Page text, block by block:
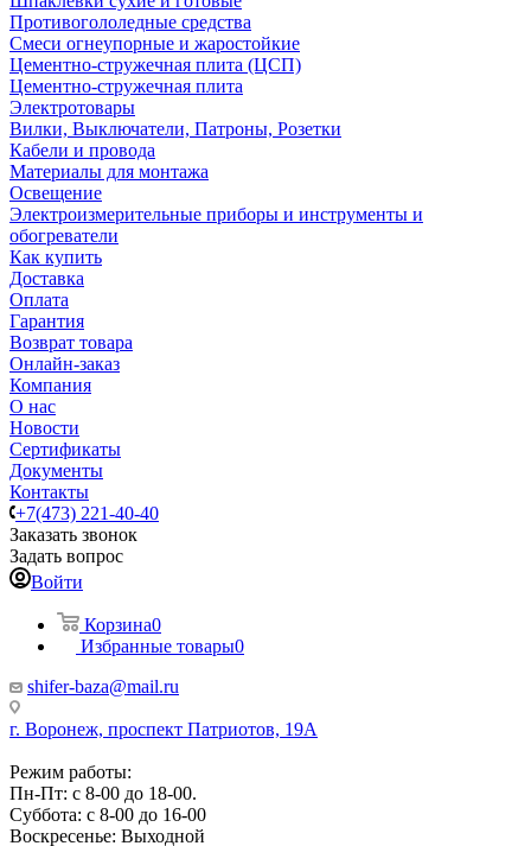
Противогололедные средства
Смеси огнеупорные и жаростойкие
Цементно-стружечная плита (ЦСП)
Цементно-стружечная плита
Электротовары
Вилки, Выключатели, Патроны, Розетки
Кабели и провода
Материалы для монтажа
Освещение
Электроизмерительные приборы и инструменты и
обогреватели
Как купить
Доставка
Оплата
Гарантия
Возврат товара
Онлайн-заказ
Компания
О нас
Новости
Сертификаты
Документы
Контакты
+7(473) 221-40-40
Заказать звонок
Задать вопрос
Войти
Корзина0
Избранные товары0
shifer-baza@mail.ru
г. Воронеж, проспект Патриотов, 19А
Режим работы:
Пн-Пт: с 8-00 до 18-00.
Суббота: с 8-00 до 16-00
Воскресенье: Выходной